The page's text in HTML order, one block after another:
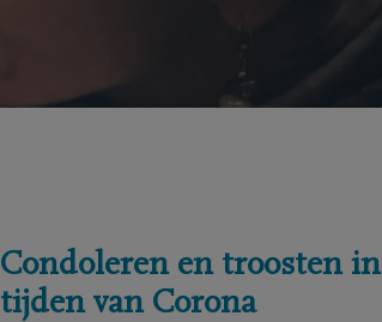
Condoleren en troosten in
tijden van Corona